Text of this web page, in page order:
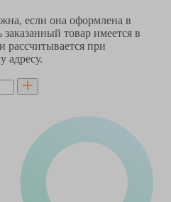
если она оформлена в
заказанный товар имеется в
рассчитывается при
адресу.